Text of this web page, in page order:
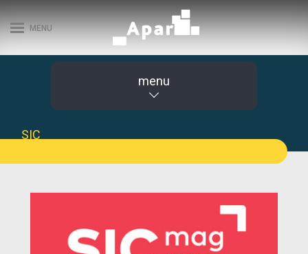
MENU
menu
SIC